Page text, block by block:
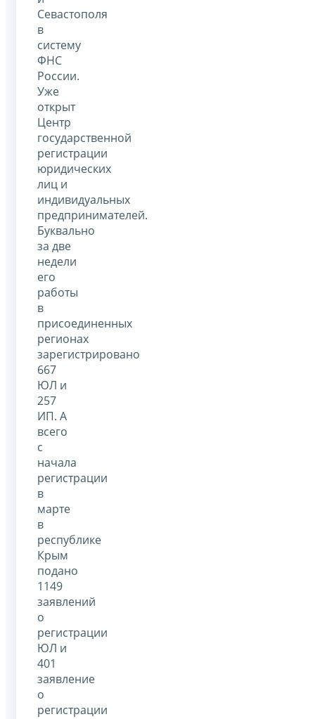
Севастополя
в
систему
ФНС
России.
Уже
открыт
Центр
государственной
регистрации
юридических
лиц и
индивидуальных
предпринимателей.
Буквально
за две
недели
его
работы
в
присоединенных
регионах
зарегистрировано
667
ЮЛ и
257
ИП. А
всего
с
начала
регистрации
в
марте
в
республике
Крым
подано
1149
заявлений
о
регистрации
ЮЛ и
401
заявление
о
регистрации